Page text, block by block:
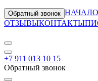
Обратный звонок НАЧАЛО
ОТЗЫВЫКОНТАКТЫ
+7 911 013 10 15
Обратный звонок